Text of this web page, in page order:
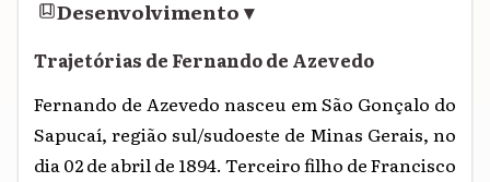
Desenvolvimento▾
Trajetórias de Fernando de Azevedo
Fernando de Azevedo nasceu em São Gonçalo do
Sapucaí, região sul/sudoeste de Minas Gerais, no
dia 02 de abril de 1894. Terceiro filho de Francisco